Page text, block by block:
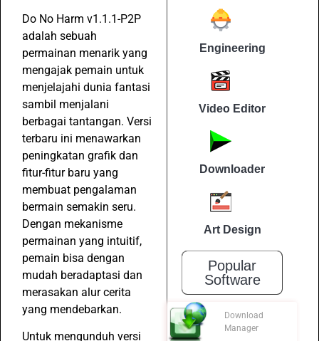
Do No Harm v1.1.1-P2P
adalah sebuah
permainan menarik yang
mengajak pemain untuk
menjelajahi dunia fantasi
sambil menjalani
berbagai tantangan. Versi
terbaru ini menawarkan
peningkatan grafik dan
fitur-fitur baru yang
membuat pengalaman
bermain semakin seru.
Dengan mekanisme
permainan yang intuitif,
pemain bisa dengan
mudah beradaptasi dan
merasakan alur cerita
yang mendebarkan.
Untuk mengunduh versi
Engineering
Video Editor
Downloader
Art Design
Popular
Software
Download
Manager